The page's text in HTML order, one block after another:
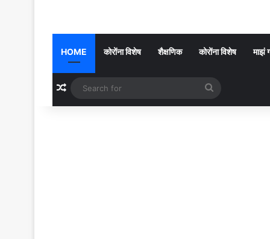
HOME कोरोंना विशेष शैक्षणिक कोरोंना विशेष माझं
Random Article
for